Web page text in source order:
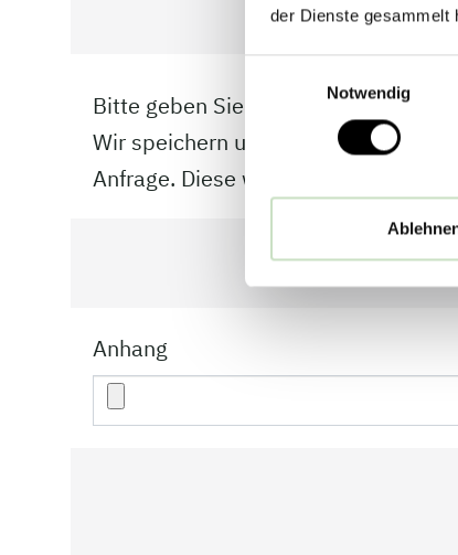
der Dienste gesammelt
Notwendig
Bitte geben Sie bei Bestellung von
Wir speichern und verarbeiten Ihre
Anfrage. Diese werden nach
Anhang